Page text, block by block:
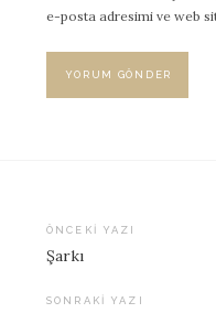
e-posta adresimi ve web
Yazı
dolaşımı
ÖNCEKI YAZI
Şarkı
SONRAKI YAZI